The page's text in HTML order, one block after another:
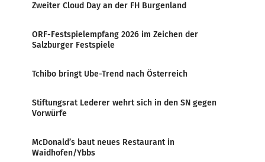
Zweiter Cloud Day an der FH Burgenland
ORF-Festspielempfang 2026 im Zeichen der
Salzburger Festspiele
Tchibo bringt Ube-Trend nach Österreich
Stiftungsrat Lederer wehrt sich in den SN gegen
Vorwürfe
McDonald’s baut neues Restaurant in
Waidhofen/Ybbs